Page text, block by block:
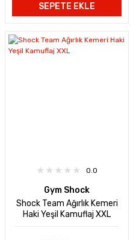
SEPETE EKLE
0.0
Gym Shock
Shock Team Ağırlık Kemeri
Haki Yeşil Kamuflaj XXL